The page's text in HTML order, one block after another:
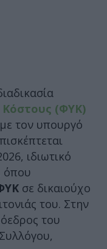
(ΦΥΚ)
τον υπουργό
ιδιωτικό
όπου
σε δικαιούχο
του. Στην
του